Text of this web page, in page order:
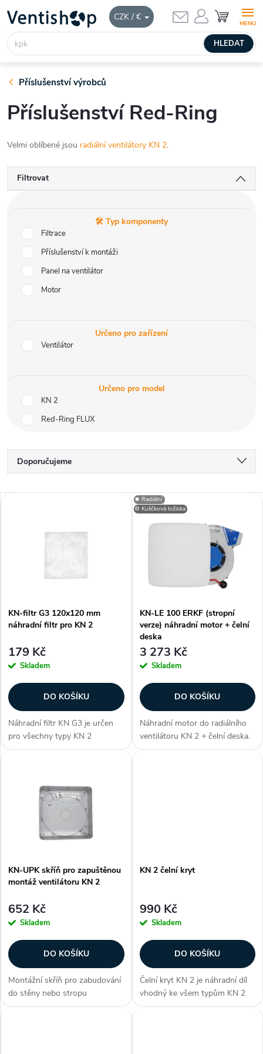
CZK / €
obsah
HLEDAT
NÁKUPNÍ
KOŠÍK
Příslušenství výrobců
Příslušenství Red-Ring
Velmi oblíbené jsou radiální ventilátory KN 2.
Filtrovat
🛠️ Typ komponenty
Filtrace
Příslušenství k montáži
Panel na ventilátor
Motor
Určeno pro zařízení
Ventilátor
Určeno pro model
KN 2
Red-Ring FLUX
Ř
a
í
p
r
o
d
u
Doporučujeme
Nejprodávanější
s
p
r
o
d
ů
KN-filtr G3 120x120 mm
náhradní filtr pro KN 2
179 Kč
Skladem
DO KOŠÍKU
Náhradní filtr KN G3 je určen
pro všechny typy KN 2
ventilátorů. Filtr třídy filtrace G3
Zákazníci často...
⚙️ Kuličková ložiska
⏹️ Radiální
KN-LE 100 ERKF (stropní
verze) náhradní motor + čelní
deska
3 273 Kč
Skladem
DO KOŠÍKU
Náhradní motor do radiálního
ventilátoru KN 2 + čelní deska.
Vhodný pro verze do stropu
KN-UPK skříň pro zapuštěnou
montáž ventilátoru KN 2
652 Kč
Skladem
DO KOŠÍKU
Montážní skříň pro zabudování
do stěny nebo stropu
(podhledu) pro radiální
KN 2 čelní kryt
990 Kč
Skladem
DO KOŠÍKU
Čelní kryt KN 2 je náhradní díl
vhodný ke všem typům KN 2
radiálních ventilátorů. Zákazníci